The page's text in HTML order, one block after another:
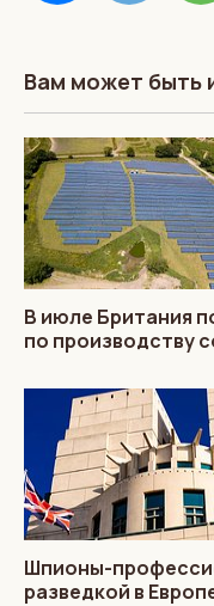
Вам может быть
В июле Британия
по производству
Шпионы-
разведкой в